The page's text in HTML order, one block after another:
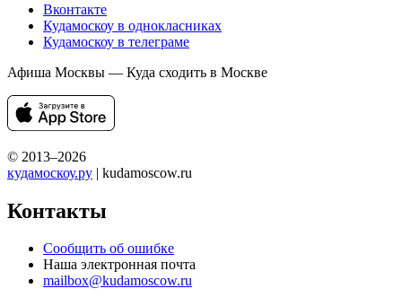
Вконтакте
Кудамоскоу в однокласниках
Кудамоскоу в телеграме
Афиша Москвы — Куда сходить в Москве
© 2013–2026
кудамоскоу.ру | kudamoscow.ru
Контакты
Сообщить об ошибке
Наша электронная почта
mailbox@kudamoscow.ru